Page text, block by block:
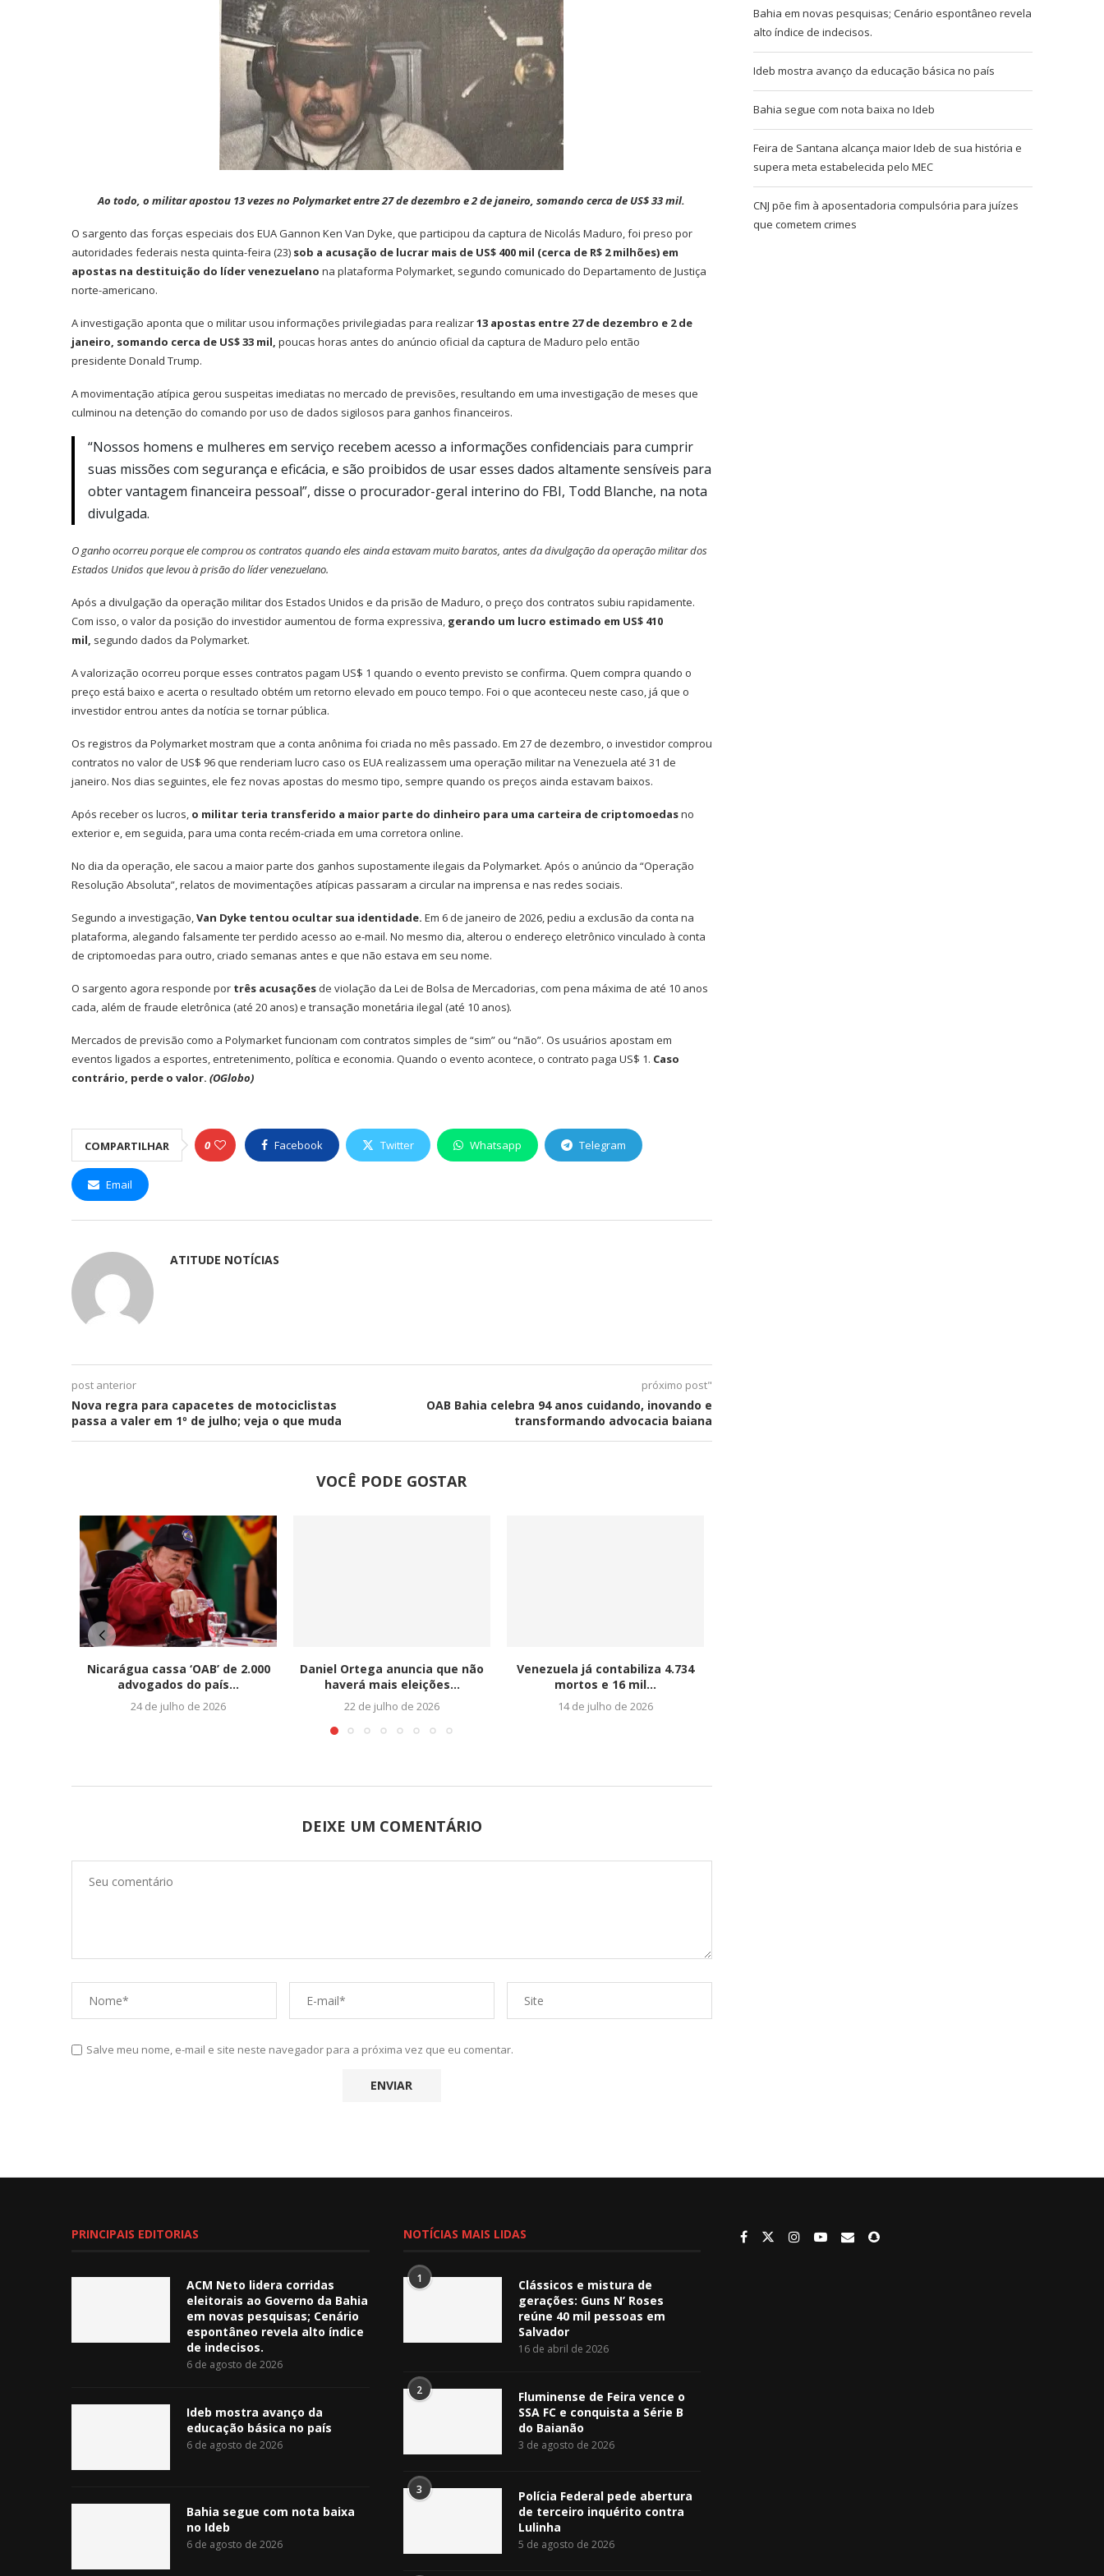
Ao todo, o militar apostou 13 vezes no Polymarket entre 27 de dezembro e 2 de janeiro, somando cerca de US$ 33 mil.
O sargento das forças especiais dos EUA Gannon Ken Van Dyke, que participou da captura de Nicolás Maduro, foi preso por
autoridades federais nesta quinta-feira (23) sob a acusação de lucrar mais de US$ 400 mil (cerca de R$ 2 milhões) em
apostas na destituição do líder venezuelano na plataforma Polymarket, segundo comunicado do Departamento de Justiça
norte-americano.
A investigação aponta que o militar usou informações privilegiadas para realizar13 apostas entre 27 de dezembro e 2 de
janeiro, somando cerca de US$ 33 mil, poucas horas antes do anúncio oficial da captura de Maduro pelo então
presidente Donald Trump.
A movimentação atípica gerou suspeitas imediatas no mercado de previsões, resultando em uma investigação de meses que
culminou na detenção do comando por uso de dados sigilosos para ganhos financeiros.
“Nossos homens e mulheres em serviço recebem acesso a informações confidenciais para cumprir
suas missões com segurança e eficácia, e são proibidos de usar esses dados altamente sensíveis para
obter vantagem financeira pessoal”, disse o procurador-geral interino do FBI, Todd Blanche, na nota
divulgada.
O ganho ocorreu porque ele comprou os contratos quando eles ainda estavam muito baratos, antes da divulgação da operação militar dos
Estados Unidos que levou à prisão do líder venezuelano.
Após a divulgação da operação militar dos Estados Unidos e da prisão de Maduro, o preço dos contratos subiu rapidamente.
Com isso, o valor da posição do investidor aumentou de forma expressiva, gerando um lucro estimado em US$ 410
mil, segundo dados da Polymarket.
A valorização ocorreu porque esses contratos pagam US$ 1 quando o evento previsto se confirma. Quem compra quando o
preço está baixo e acerta o resultado obtém um retorno elevado em pouco tempo. Foi o que aconteceu neste caso, já que o
investidor entrou antes da notícia se tornar pública.
Os registros da Polymarket mostram que a conta anônima foi criada no mês passado. Em 27 de dezembro, o investidor comprou
contratos no valor de US$ 96 que renderiam lucro caso os EUA realizassem uma operação militar na Venezuela até 31 de
janeiro. Nos dias seguintes, ele fez novas apostas do mesmo tipo, sempre quando os preços ainda estavam baixos.
Após receber os lucros, o militar teria transferido a maior parte do dinheiro para uma carteira de criptomoedasno
exterior e, em seguida, para uma conta recém-criada em uma corretora online.
No dia da operação, ele sacou a maior parte dos ganhos supostamente ilegais da Polymarket. Após o anúncio da “Operação
Resolução Absoluta”, relatos de movimentações atípicas passaram a circular na imprensa e nas redes sociais.
Segundo a investigação,Van Dyke tentou ocultar sua identidade. Em 6 de janeiro de 2026, pediu a exclusão da conta na
plataforma, alegando falsamente ter perdido acesso ao e-mail. No mesmo dia, alterou o endereço eletrônico vinculado à conta
de criptomoedas para outro, criado semanas antes e que não estava em seu nome.
O sargento agora responde por três acusações de violação da Lei de Bolsa de Mercadorias, com pena máxima de até 10 anos
cada, além de fraude eletrônica (até 20 anos) e transação monetária ilegal (até 10 anos).
Mercados de previsão como a Polymarket funcionam com contratos simples de “sim” ou “não”. Os usuários apostam em
eventos ligados a esportes, entretenimento, política e economia. Quando o evento acontece, o contrato paga US$ 1. Caso
contrário, perde o valor. (OGlobo)
COMPARTILHAR 0 Facebook Twitter Whatsapp Telegram
Email
ATITUDE NOTÍCIAS
post anterior
Nova regra para capacetes de motociclistas
passa a valer em 1º de julho; veja o que muda
próximo post"
OAB Bahia celebra 94 anos cuidando, inovando e
transformando advocacia baiana
VOCÊ PODE GOSTAR
Nicarágua cassa ‘OAB’ de 2.000
advogados do país...
24 de julho de 2026
Daniel Ortega anuncia que não
haverá mais eleições...
22 de julho de 2026
Venezuela já contabiliza 4.734
mortos e 16 mil...
14 de julho de 2026
DEIXE UM COMENTÁRIO
Salve meu nome, e-mail e site neste navegador para a próxima vez que eu comentar.
Bahia em novas pesquisas; Cenário espontâneo revela
alto índice de indecisos.
Ideb mostra avanço da educação básica no país
Bahia segue com nota baixa no Ideb
Feira de Santana alcança maior Ideb de sua história e
supera meta estabelecida pelo MEC
CNJ põe fim à aposentadoria compulsória para juízes
que cometem crimes
PRINCIPAIS EDITORIAS
ACM Neto lidera corridas
eleitorais ao Governo da Bahia
em novas pesquisas; Cenário
espontâneo revela alto índice
de indecisos.
6 de agosto de 2026
Ideb mostra avanço da
educação básica no país
6 de agosto de 2026
Bahia segue com nota baixa
no Ideb
6 de agosto de 2026
NOTÍCIAS MAIS LIDAS
1
Clássicos e mistura de
gerações: Guns N’ Roses
reúne 40 mil pessoas em
Salvador
16 de abril de 2026
2
Fluminense de Feira vence o
SSA FC e conquista a Série B
do Baianão
3 de agosto de 2026
3
Polícia Federal pede abertura
de terceiro inquérito contra
Lulinha
5 de agosto de 2026